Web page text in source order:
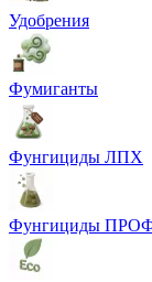
Удобрения
Фумиганты
Фунгициды ЛПХ
Фунгициды